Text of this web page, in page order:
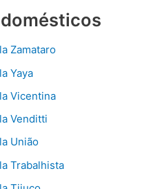
Zamataro
Yaya
Vicentina
Venditti
União
Trabalhista